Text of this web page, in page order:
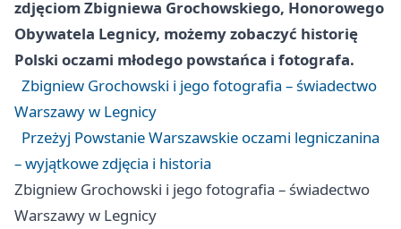
zdjęciom Zbigniewa Grochowskiego, Honorowego
Obywatela Legnicy, możemy zobaczyć historię
Polski oczami młodego powstańca i fotografa.
Zbigniew Grochowski i jego fotografia – świadectwo
Warszawy w Legnicy
Przeżyj Powstanie Warszawskie oczami legniczanina
– wyjątkowe zdjęcia i historia
Zbigniew Grochowski i jego fotografia – świadectwo
Warszawy w Legnicy